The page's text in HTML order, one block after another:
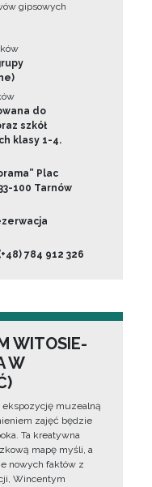
gipsowych
do
szkół
klasy 1-4.
Plac
100 Tarnów
784 912 326
WITOSIE-
W
ekspozycję muzealną
zajęć będzie
Ta kreatywna
mapę myśli, a
nowych faktów z
Wincentym